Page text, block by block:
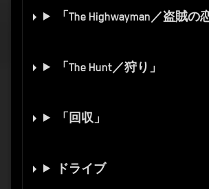
「The Highwayman／盗賊の
「The Hunt／狩り」
「回収」
ドライブ